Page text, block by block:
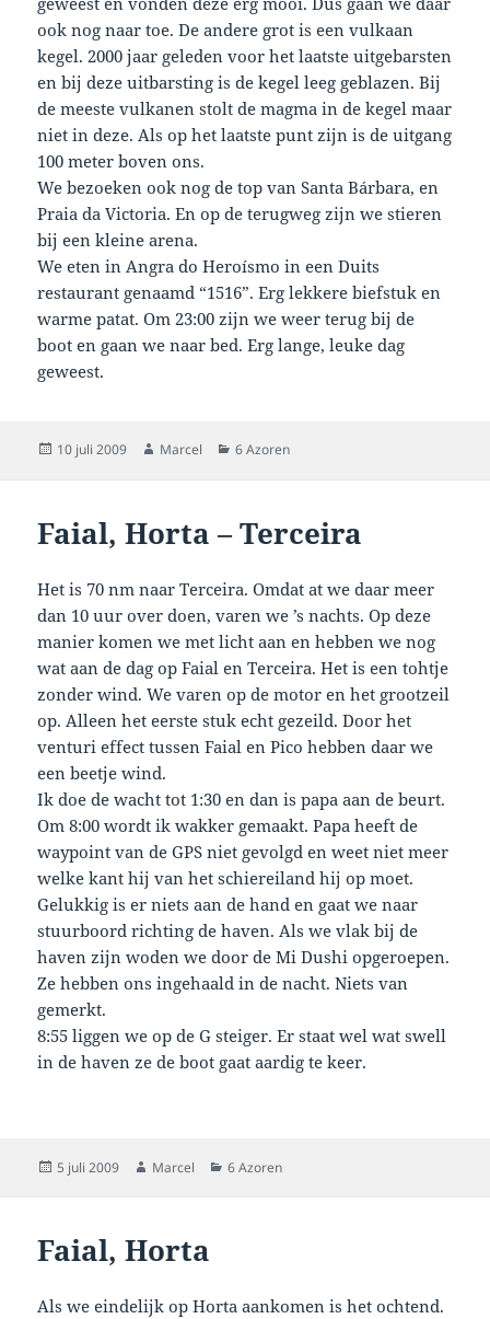
ook nog naar toe. De andere grot is een vulkaan
kegel. 2000 jaar geleden voor het laatste uitgebarsten
en bij deze uitbarsting is de kegel leeg geblazen. Bij
de meeste vulkanen stolt de magma in de kegel maar
niet in deze. Als op het laatste punt zijn is de uitgang
100 meter boven ons.
We bezoeken ook nog de top van Santa Bárbara, en
Praia da Victoria. En op de terugweg zijn we stieren
bij een kleine arena.
We eten in Angra do Heroísmo in een Duits
restaurant genaamd “1516”. Erg lekkere biefstuk en
warme patat. Om 23:00 zijn we weer terug bij de
boot en gaan we naar bed. Erg lange, leuke dag
geweest.
Geplaatst
10 juli 2009 Auteur
Marcel Categorieën
6 Azoren
Faial, Horta – Terceira
Het is 70 nm naar Terceira. Omdat at we daar meer
dan 10 uur over doen, varen we ’s nachts. Op deze
manier komen we met licht aan en hebben we nog
wat aan de dag op Faial en Terceira. Het is een tohtje
zonder wind. We varen op de motor en het grootzeil
op. Alleen het eerste stuk echt gezeild. Door het
venturi effect tussenFaial en Pico hebben daar we
een beetje wind.
Ik doe de wacht tot 1:30 en dan is papa aan de beurt.
Om 8:00 wordt ik wakker gemaakt. Papa heeft de
waypoint van de GPS niet gevolgd en weet niet meer
welke kant hij van het schiereiland hij op moet.
Gelukkig is er niets aan de hand en gaat we naar
stuurboord richting de haven. Als we vlak bij de
haven zijn woden we door de Mi Dushi opgeroepen.
Ze hebben ons ingehaald in de nacht. Niets van
gemerkt.
8:55 liggen we op de G steiger. Er staat wel wat swell
in de haven ze de boot gaat aardig te keer.
Geplaatst
5 juli 2009 Auteur
Marcel Categorieën
6 Azoren
Faial, Horta
Als we eindelijk op Horta aankomen is het ochtend.